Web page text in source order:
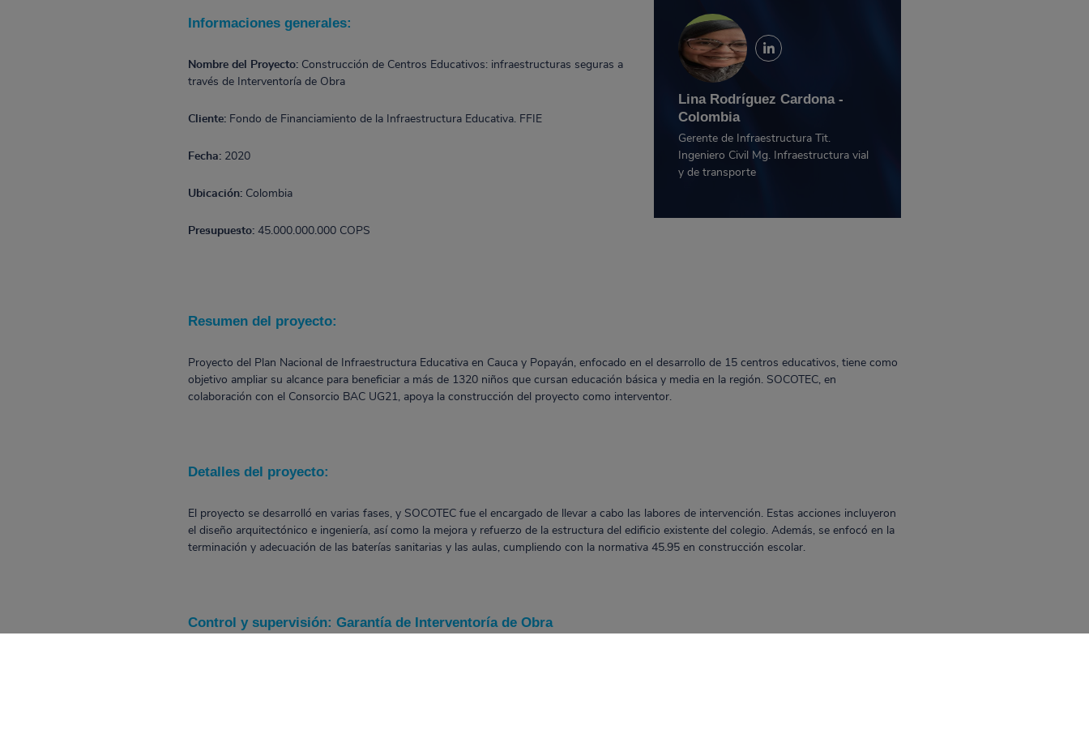
Informaciones generales:
Nombre del Proyecto: Construcción de Centros Educativos: infraestructuras seguras a
través de Interventoría de Obra
Cliente: Fondo de Financiamiento de la Infraestructura Educativa. FFIE
Fecha: 2020
Ubicación: Colombia
Presupuesto: 45.000.000.000 COPS
Lina Rodríguez Cardona -
Colombia
Gerente de Infraestructura Tit.
Ingeniero Civil Mg. Infraestructura vial
y de transporte
Resumen del proyecto:
Proyecto del Plan Nacional de Infraestructura Educativa en Cauca y Popayán, enfocado en el desarrollo de 15 centros educativos, tiene como
objetivo ampliar su alcance para beneficiar a más de 1320 niños que cursan educación básica y media en la región. SOCOTEC, en
colaboración con el Consorcio BAC UG21, apoya la construcción del proyecto como interventor.
Detalles del proyecto:
El proyecto se desarrolló en varias fases, y SOCOTEC fue el encargado de llevar a cabo las labores de intervención. Estas acciones incluyeron
el diseño arquitectónico e ingeniería, así como la mejora y refuerzo de la estructura del edificio existente del colegio. Además, se enfocó en la
terminación y adecuación de las baterías sanitarias y las aulas, cumpliendo con la normativa 45.95 en construcción escolar.
Control y supervisión: Garantía de Interventoría de Obra